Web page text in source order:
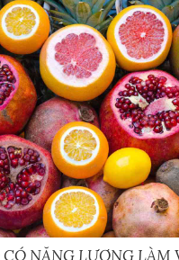
NĂNG LƯỢNG LÀM